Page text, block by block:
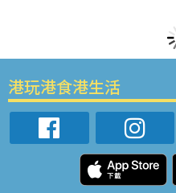
港玩港食港生活